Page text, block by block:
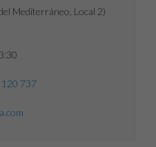
Mediterráneo, Local 2)
737